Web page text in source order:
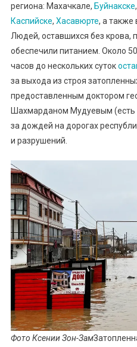
региона: Махачкале, Буйнакске,
Каспийске, Хасавюрте, а также
Людей, оставшихся без крова,
обеспечили питанием. Около
часов до нескольких суток
за выхода из строя
предоставленным доктором
Шахмарданом Мудуевым (есть
за дождей на дорогах
и разрушений.
Фото Ксении Зон-Зам